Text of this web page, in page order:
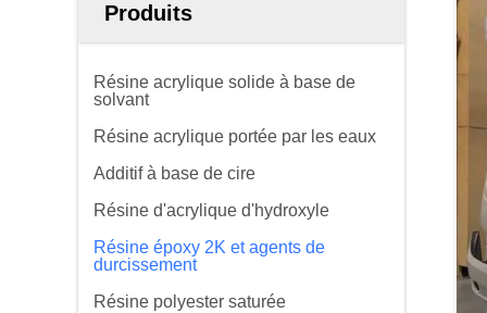
Produits
Résine acrylique solide à base de
solvant
Résine acrylique portée par les eaux
Additif à base de cire
Résine d'acrylique d'hydroxyle
Résine époxy 2K et agents de
durcissement
Résine polyester saturée